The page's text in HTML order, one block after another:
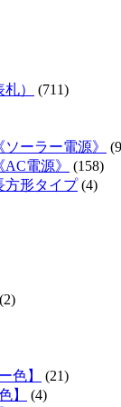
）
(711)
ーラー電源》
電源》
(158)
方形タイプ(4)
(2)
色】
(21)
】
(4)